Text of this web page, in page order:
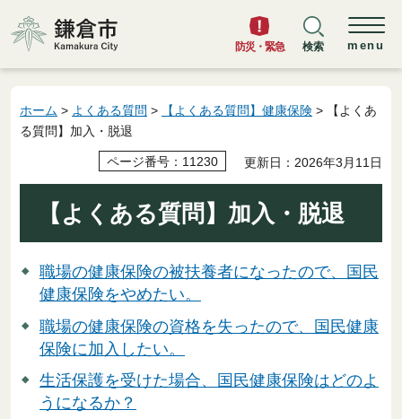
鎌倉市
防災・緊急 検索 menu
ホーム > よくある質問 > 【よくある質問】健康保険 > 【よくあ
る質問】加入・脱退
ページ番号：11230 更新日：2026年3月11日
【よくある質問】加入・脱退
職場の健康保険の被扶養者になったので、国民
健康保険をやめたい。
職場の健康保険の資格を失ったので、国民健康
保険に加入したい。
生活保護を受けた場合、国民健康保険はどのよ
うになるか？